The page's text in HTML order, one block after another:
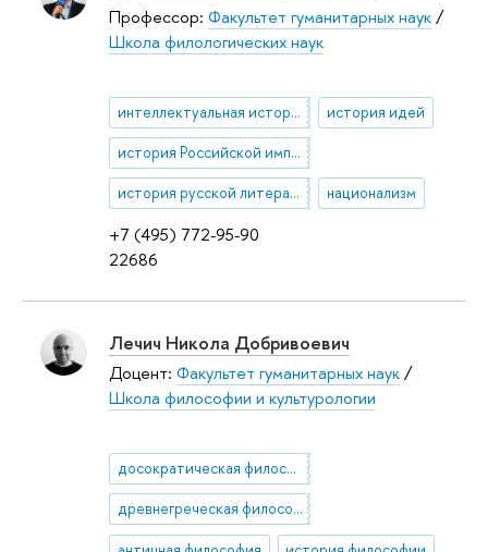
+7 (495) 772-95-90
22686
Профессор: Факультет гуманитарных наук/
Школа филологических наук
интеллектуальная история история идей
история Российской империи
история русской литературы национализм
Лечич Никола Добривоевич
Доцент: Факультет гуманитарных наук/
Школа философии и культурологии
досократическая философия
древнегреческая философия